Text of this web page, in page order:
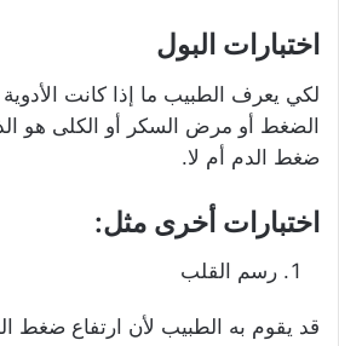
اختبارات البول
لكي يعرف الطبيب ما إذا كانت الأدوية
الضغط أو مرض السكر أو الكلى هو
ضغط الدم أم لا.
اختبارات أخرى مثل:
رسم القلب
قد يقوم به الطبيب لأن ارتفاع ضغط